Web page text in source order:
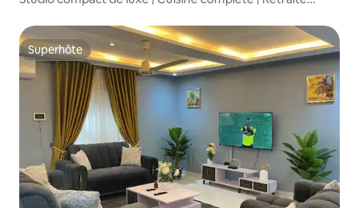
Superhôte
Superhôte